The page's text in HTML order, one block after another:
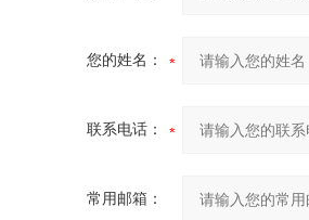
您的姓名：
联系电话：
常用邮箱：